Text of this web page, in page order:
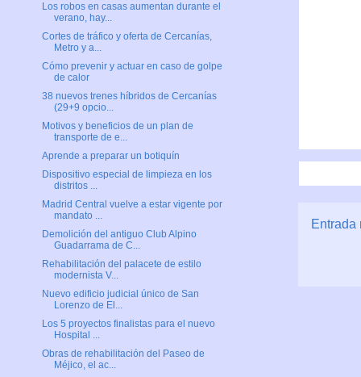
Entrada
Los robos en casas aumentan durante el
verano, hay...
Cortes de tráfico y oferta de Cercanías,
Metro y a...
Cómo prevenir y actuar en caso de golpe
de calor
38 nuevos trenes híbridos de Cercanías
(29+9 opcio...
Motivos y beneficios de un plan de
transporte de e...
Aprende a preparar un botiquín
Dispositivo especial de limpieza en los
distritos ...
Madrid Central vuelve a estar vigente por
mandato ...
Demolición del antiguo Club Alpino
Guadarrama de C...
Rehabilitación del palacete de estilo
modernista V...
Nuevo edificio judicial único de San
Lorenzo de El...
Los 5 proyectos finalistas para el nuevo
Hospital ...
Obras de rehabilitación del Paseo de
Méjico, el ac...